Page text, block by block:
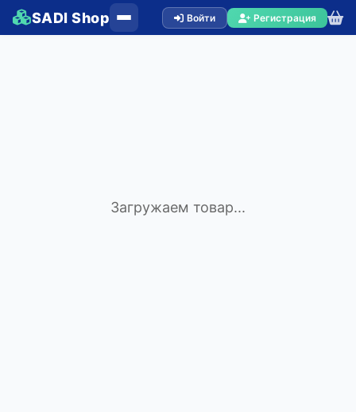
SADI Shop Войти Регистрация
Загружаем товар...